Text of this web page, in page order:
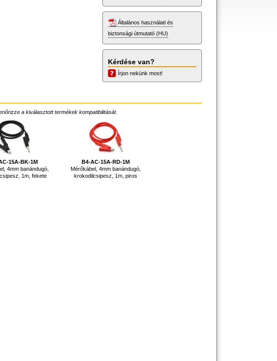
Általános használati és
biztonsági útmutató (HU)
Kérdése van?
Írjon nekünk most!
a kiválasztott termékek kompatibilitását.
15A-BK-1M
4mm banándugó,
1m, fekete
B4-AC-15A-RD-1M
Mérőkábel, 4mm banándugó,
krokodilcsipesz, 1m, piros